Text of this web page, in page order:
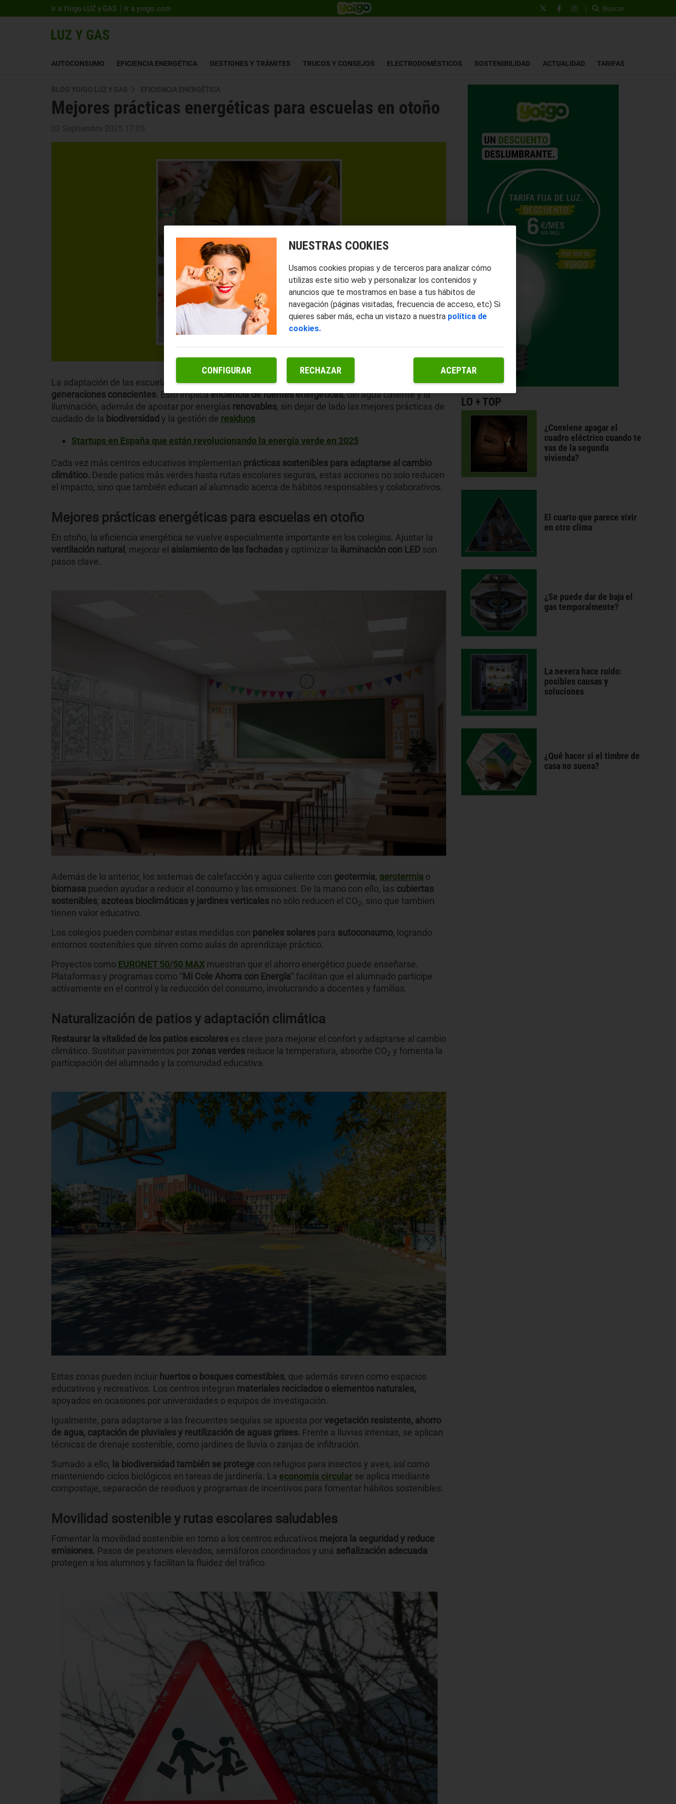
Ir a Yoigo LUZ y GAS Ir a yoigo.com | Buscar
AUTOCONSUMO EFICIENCIA ENERGÉTICA GESTIONES Y TRÁMITES TRUCOS Y CONSEJOS ELECTRODOMÉSTICOS SOSTENIBILIDAD ACTUALIDAD TARIFAS
BLOG YOIGO LUZ Y GAS EFICIENCIA ENERGÉTICA
Mejores prácticas energéticas para escuelas en otoño
02 Septiembre 2025 17:05
La adaptación de las escuelas al cambio climático en otoño y todo el año esclave para formar
generaciones conscientes. Esto implicaeficiencia de fuentes energéticas, del agua caliente y la
iluminación, además de apostar por energías renovables, sin dejar de lado las mejores prácticas de
cuidado de la biodiversidad y la gestión de residuos.
Startups en España que están revolucionando la energía verde en 2025
Cada vez más centros educativos implementan prácticas sostenibles para adaptarse al cambio
climático. Desde patios más verdes hasta rutas escolares seguras, estas acciones no solo reducen
el impacto, sino que también educan al alumnado acerca de hábitos responsables y colaborativos.
Mejores prácticas energéticas para escuelas en otoño
En otoño, la eficiencia energética se vuelve especialmente importante en los colegios. Ajustar la
ventilación natural , mejorar el aislamiento de las fachadasy optimizar la iluminación con LED son
pasos clave.
Además de lo anterior, los sistemas de calefacción y agua caliente con geotermia, aerotermia o
biomasa pueden ayudar a reducir el consumo y las emisiones. De la mano con ello, las cubiertas
sostenibles, azoteas bioclimáticas y jardines verticales no sólo reducen el CO2, sino que tambien
tienen valor educativo.
Los colegios pueden combinar estas medidas con paneles solares para autoconsumo, logrando
entornos sostenibles que sirven como aulas de aprendizaje práctico.
Proyectos como EURONET 50/50 MAX muestran que el ahorro energético puede enseñarse.
Plataformas y programas como “Mi Cole Ahorra con Energía” facilitan que el alumnado participe
activamente en el control y la reducción del consumo, involucrando a docentes y familias.
Naturalización de patios y adaptación climática
Restaurar la vitalidad de los patios escolares es clave para mejorar el confort y adaptarse al cambio
climático. Sustituir pavimentos por zonas verdes reduce la temperatura, absorbe CO2 y fomenta la
participación del alumnado y la comunidad educativa.
Estas zonas pueden incluir huertos o bosques comestibles, que además sirven como espacios
educativos y recreativos. Los centros integran materiales reciclados o elementos naturales,
apoyados en ocasiones por universidades o equipos de investigación.
Igualmente, para adaptarse a las frecuentes sequías se apuesta por vegetación resistente, ahorro
de agua, captación de pluviales y reutilización de aguas grises. Frente a lluvias intensas, se aplican
técnicas de drenaje sostenible, como jardines de lluvia o zanjas de infiltración.
Sumado a ello, la biodiversidad también se protege con refugios para insectos y aves, así como
manteniendo ciclos biológicos en tareas de jardinería. La economía circular se aplica mediante
compostaje, separación de residuos y programas de incentivos para fomentar hábitos sostenibles.
Movilidad sostenible y rutas escolares saludables
Fomentar la movilidad sostenible en torno a los centros educativos mejora la seguridad y reduce
emisiones. Pasos de peatones elevados, semáforos coordinados y una señalización adecuada
protegen a los alumnos y facilitan la fluidez del tráfico.
LO + TOP
¿Conviene apagar el
cuadro eléctrico cuando te
vas de la segunda
vivienda?
El cuarto que parece vivir
en otro clima
¿Se puede dar de baja el
gas temporalmente?
La nevera hace ruido:
posibles causas y
soluciones
¿Qué hacer si el timbre de
casa no suena?
NUESTRAS COOKIES
Usamos cookies propias y de terceros para analizar cómo
utilizas este sitio web y personalizar los contenidos y
anuncios que te mostramos en base a tus hábitos de
navegación (páginas visitadas, frecuencia de acceso, etc) Si
quieres saber más, echa un vistazo a nuestra política de
cookies.
CONFIGURAR RECHAZAR ACEPTAR